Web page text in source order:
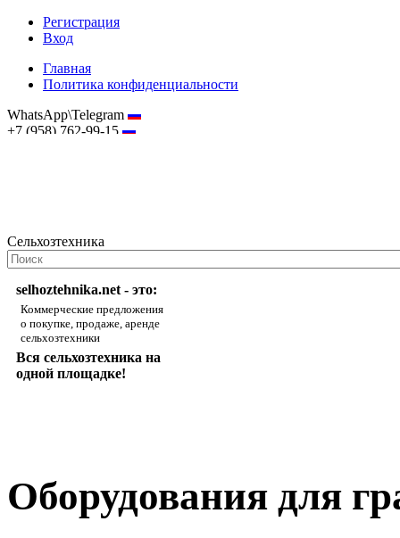
Регистрация
Вход
Главная
Политика конфиденциальности
WhatsApp\Telegram
+7 (958) 762-99-15
Сельхозтехника
selhoztehnika.net - это:
Коммерческие предложения
о покупке, продаже, аренде
сельхозтехники
Вся сельхозтехника на
одной площадке!
Оборудования для